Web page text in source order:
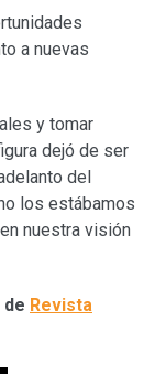
a nuevas
y tomar
dejó de ser
del
los estábamos
nuestra visión
de Revista